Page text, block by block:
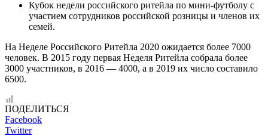
Кубок недели российского ритейла по мини-футболу с
участием сотрудников российской розницы и членов их
семей.
На Неделе Российского Ритейла 2020 ожидается более 7000
человек. В 2015 году первая Неделя Ритейла собрала более
3000 участников, в 2016 — 4000, а в 2019 их число составило
6500.
ПОДЕЛИТЬСЯ
Facebook
Twitter